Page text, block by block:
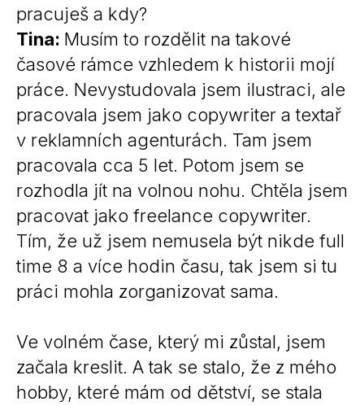
pracuješ a kdy?
Tina: Musím to rozdělit na takové
časové rámce vzhledem k historii mojí
práce. Nevystudovala jsem ilustraci, ale
pracovala jsem jako copywriter a textař
v reklamních agenturách. Tam jsem
pracovala cca 5 let. Potom jsem se
rozhodla jít na volnou nohu. Chtěla jsem
pracovat jako freelance copywriter.
Tím, že už jsem nemusela být nikde full
time 8 a více hodin času, tak jsem si tu
práci mohla zorganizovat sama.
Ve volném čase, který mi zůstal, jsem
začala kreslit. A tak se stalo, že z mého
hobby, které mám od dětství, se stala